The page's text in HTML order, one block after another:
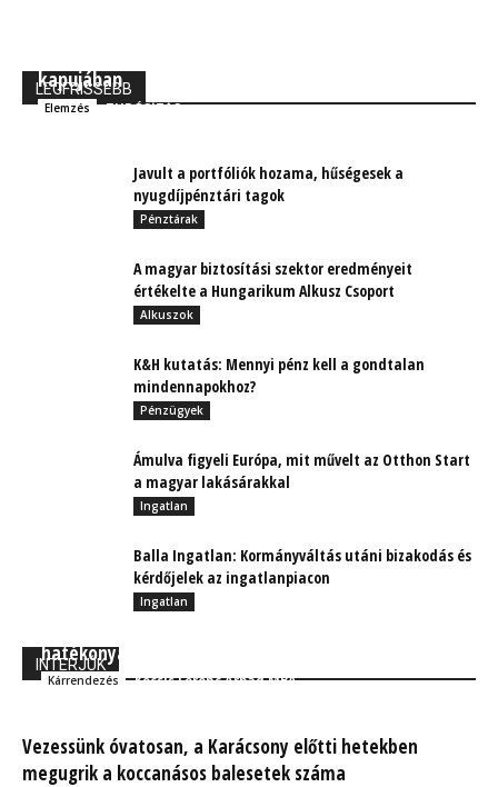
LEGFRISSEBB
kapujában
Elemzés TUDÓSÍTÁS
Javult a portfóliók hozama, hűségesek a
nyugdíjpénztári tagok
Pénztárak
A magyar biztosítási szektor eredményeit
értékelte a Hungarikum Alkusz Csoport
Alkuszok
K&H kutatás: Mennyi pénz kell a gondtalan
mindennapokhoz?
Pénzügyek
Ámulva figyeli Európa, mit művelt az Otthon Start
a magyar lakásárakkal
Ingatlan
Balla Ingatlan: Kormányváltás utáni bizakodás és
kérdőjelek az ingatlanpiacon
Ingatlan
INTERJÚK
hatékonyabb online kárügyintézést
Kárrendezés Kocsis Ferenc Árpád MBA
Vezessünk óvatosan, a Karácsony előtti hetekben
megugrik a koccanásos balesetek száma